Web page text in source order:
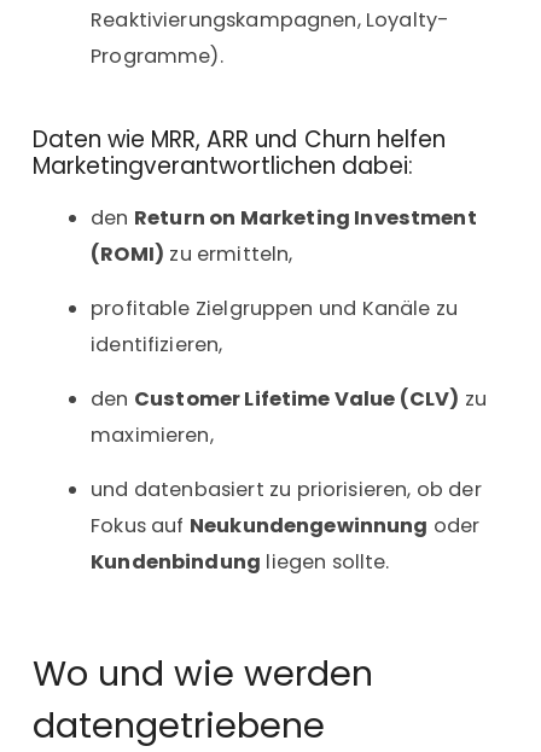
Reaktivierungskampagnen, Loyalty-
Programme).
Daten wie MRR, ARR und Churn helfen
Marketingverantwortlichen dabei:
den Return on Marketing Investment
(ROMI) zu ermitteln,
profitable Zielgruppen und Kanäle zu
identifizieren,
den Customer Lifetime Value (CLV) zu
maximieren,
und datenbasiert zu priorisieren, ob der
Fokus auf Neukundengewinnung oder
Kundenbindung liegen sollte.
Wo und wie werden
datengetriebene